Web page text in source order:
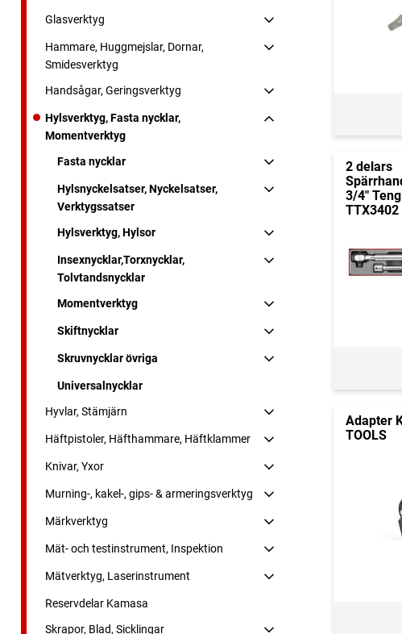
Glasverktyg
Hammare, Huggmejslar, Dornar,
Smidesverktyg
Handsågar, Geringsverktyg
Hylsverktyg, Fasta nycklar,
Momentverktyg
Fasta nycklar
Hylsnyckelsatser, Nyckelsatser,
Verktygssatser
Hylsverktyg, Hylsor
Insexnycklar,Torxnycklar,
Tolvtandsnycklar
Momentverktyg
Skiftnycklar
Skruvnycklar övriga
Universalnycklar
Hyvlar, Stämjärn
Häftpistoler, Häfthammare, Häftklammer
Knivar, Yxor
Murning-, kakel-, gips- & armeringsverktyg
Märkverktyg
Mät- och testinstrument, Inspektion
Mätverktyg, Laserinstrument
Reservdelar Kamasa
Skrapor, Blad, Sicklingar
2 delars
3/4"
TTX3402
Adapter
TOOLS